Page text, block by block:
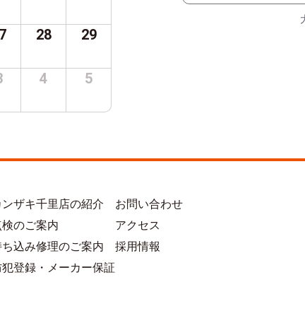
28 29
4 5
ンザキ千里店の紹介
検のご案内
込み修理のご案内
犯登録・メーカー保証
お問い合わせ
アクセス
採用情報